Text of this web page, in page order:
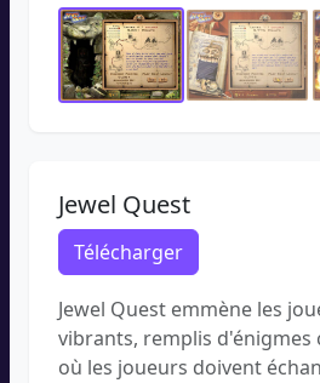
Jewel Quest
Télécharger
Jewel Quest emmène les
vibrants, remplis d'énigmes
où les joueurs doivent